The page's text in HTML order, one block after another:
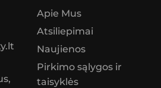
Apie Mus
Atsiliepimai
Naujienos
Pirkimo sąlygos ir
taisyklės